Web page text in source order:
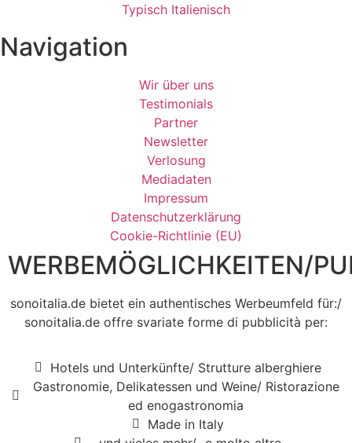
Typisch Italienisch
Navigation
Wir über uns
Testimonials
Partner
Newsletter
Verlosung
Mediadaten
Impressum
Datenschutzerklärung
Cookie-Richtlinie (EU)
WERBEMÖGLICHKEITEN/
sonoitalia.de bietet ein authentisches Werbeumfeld für:/
sonoitalia.de offre svariate forme di pubblicità per:
Hotels und Unterkünfte/ Strutture alberghiere
Gastronomie, Delikatessen und Weine/ Ristorazione
ed enogastronomia
Made in Italy